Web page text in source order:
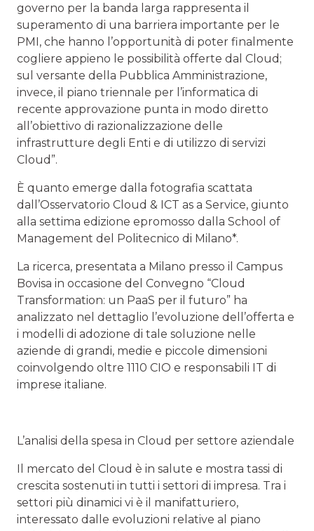
governo per la banda larga rappresenta il
superamento di una barriera importante per le
PMI, che hanno l’opportunità di poter finalmente
cogliere appieno le possibilità offerte dal Cloud;
sul versante della Pubblica Amministrazione,
invece, il piano triennale per l’informatica di
recente approvazione punta in modo diretto
all’obiettivo di razionalizzazione delle
infrastrutture degli Enti e di utilizzo di servizi
Cloud”.
È quanto emerge dalla fotografia scattata
dall’Osservatorio Cloud & ICT as a Service, giunto
alla settima edizione epromosso dalla School of
Management del Politecnico di Milano*.
La ricerca, presentata a Milano presso il Campus
Bovisa in occasione del Convegno “Cloud
Transformation: un PaaS per il futuro” ha
analizzato nel dettaglio l’evoluzione dell’offerta e
i modelli di adozione di tale soluzione nelle
aziende di grandi, medie e piccole dimensioni
coinvolgendo oltre 1110 CIO e responsabili IT di
imprese italiane.
L’analisi della spesa in Cloud per settore aziendale
Il mercato del Cloud è in salute e mostra tassi di
crescita sostenuti in tutti i settori di impresa. Tra i
settori più dinamici vi è il manifatturiero,
interessato dalle evoluzioni relative al piano